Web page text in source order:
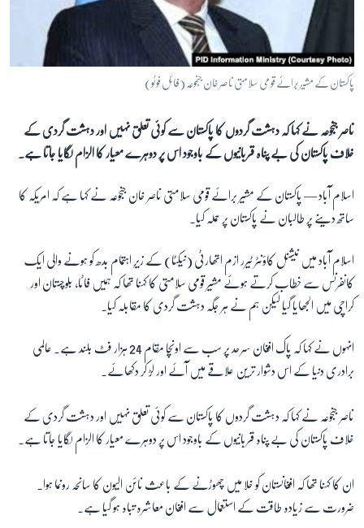
آزادیٔ صحافت
سائنس و ٹیکنالوجی
دلچسپ و عجیب
ویڈیوز
آڈیو
اسپیشل کوریج
اداریہ
Learning English
FOLLOW US
زبان
پاکستان کے مشیر برائے قومی سلامتی ناصر خان جنجوعہ (فائل فوٹو)
ناصر جنجوعہ نے کہا کہ دہشت گردوں کا پاکستان سے کوئی تعلق نہیں اور دہشت گردی کے
خلاف پاکستان کی بے پناہ قربانیوں کے باوجود اس پر دوہرے معیار کا الزام لگایا جاتا ہے۔
اسلام آباد — پاکستان کے مشیر برائے قومی سلامتی ناصر خان جنجوعہ نے کہا ہے کہ امریکہ کا
ساتھ دینے پر طالبان نے پاکستان پر حملہ کیا۔
اسلام آباد میں نیشنل کاؤنٹر ٹیرر ازم اتھارٹی (نیکٹا) کے زیرِ اہتمام بدھ کو ہونے والی ایک
کانفرنس سے خطاب کرتے ہوئے مشیر قومی سلامتی کا کہنا تھا کہ ہمیں فاٹا، بلوچستان اور
کراچی میں الجھایا گیا لیکن ہم نے ہر جگہ دہشت گردی کا مقابلہ کیا۔
انہوں نے کہا کہ پاک افغان سرحد پر سب سے اونچا مقام 24 ہزار فٹ بلند ہے۔ عالمی
برادری دنیا کے اس دشوار ترین علاقے میں آئے اور لڑ کر دکھائے۔
ناصر جنجوعہ نے کہا کہ دہشت گردوں کا پاکستان سے کوئی تعلق نہیں اور دہشت گردی کے
خلاف پاکستان کی بے پناہ قربانیوں کے باوجود اس پر دوہرے معیار کا الزام لگایا جاتا ہے۔
ان کا کہنا تھا کہ افغانستان کو خلا میں چھوڑنے کے باعث نائن الیون کا سانحہ رونما ہوا۔
ضرورت سے زیادہ طاقت کے استعمال سے افغان معاشرہ تباہ ہو گیا ہے۔